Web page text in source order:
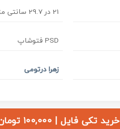
21 در 29.7 سانتی متر
PSD فتوشاپ
زهرا درتومی
خرید تکی فایل | ۱۰۰,۰۰۰ تومان